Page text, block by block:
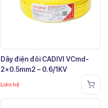
Dây điện đôi CADIVI VCmd-
2×0.5mm2 – 0.6/1KV
Liên hệ